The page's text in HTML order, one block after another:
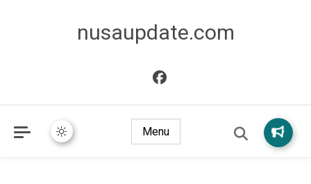
nusaupdate.com
Menu